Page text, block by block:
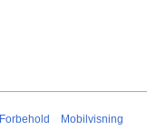
Forbehold Mobilvisning